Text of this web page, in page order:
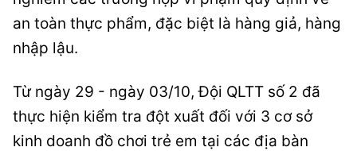
an toàn thực phẩm, đặc biệt là hàng giả, hàng
nhập lậu.
Từ ngày 29 - ngày 03/10, Đội QLTT số 2 đã
thực hiện kiểm tra đột xuất đối với 3 cơ sở
kinh doanh đồ chơi trẻ em tại các địa bàn